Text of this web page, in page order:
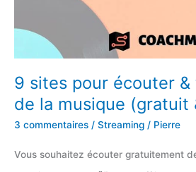
9 sites pour écouter
de la musique (gratuit
3 commentaires / Streaming / Pierre
Vous souhaitez écouter gratuitement